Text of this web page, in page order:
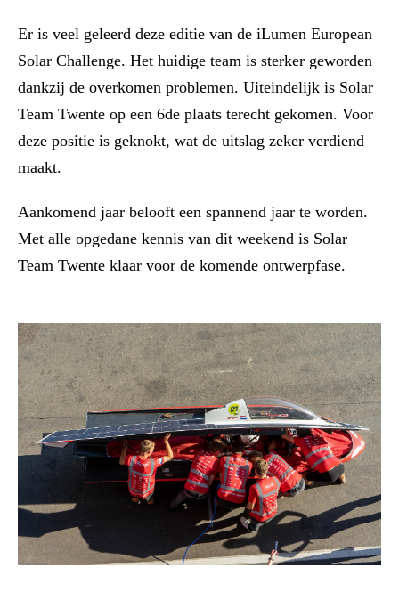
Er is veel geleerd deze editie van de iLumen European
Solar Challenge. Het huidige team is sterker geworden
dankzij de overkomen problemen. Uiteindelijk is Solar
Team Twente op een 6de plaats terecht gekomen. Voor
deze positie is geknokt, wat de uitslag zeker verdiend
maakt.
Aankomend jaar belooft een spannend jaar te worden.
Met alle opgedane kennis van dit weekend is Solar
Team Twente klaar voor de komende ontwerpfase.